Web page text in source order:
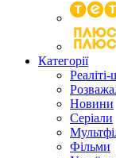
Категорії
Новини
Серіали
Фільми